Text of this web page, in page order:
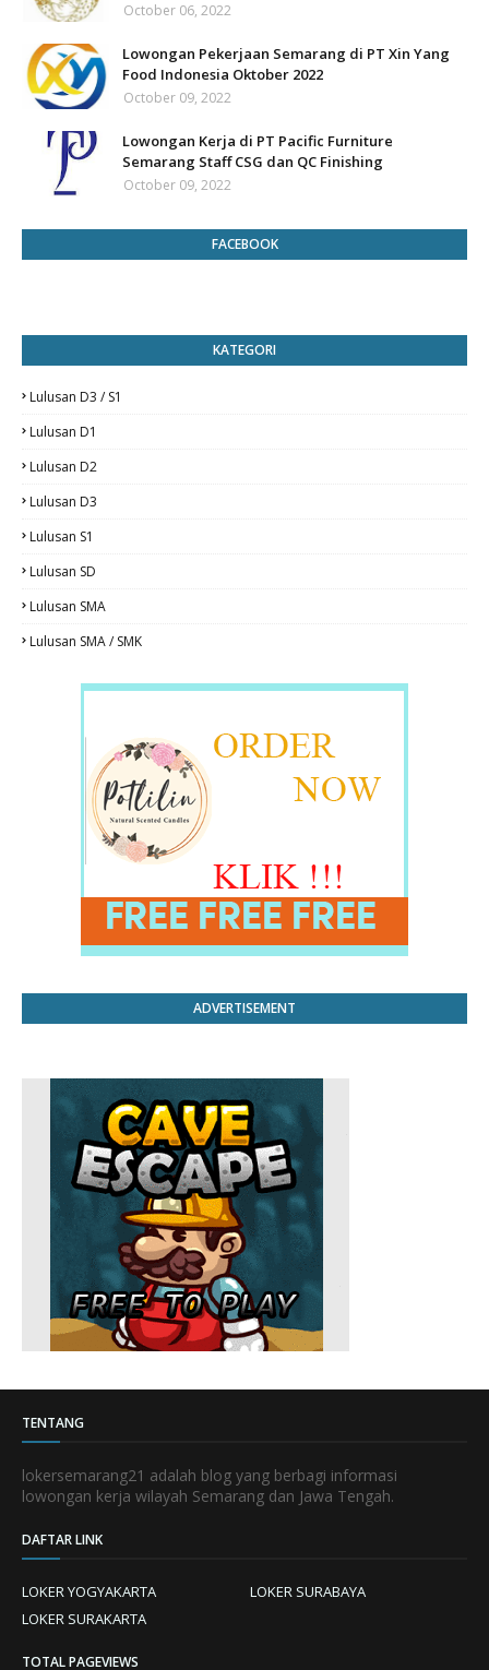
October 06, 2022
Lowongan Pekerjaan Semarang di PT Xin Yang
Food Indonesia Oktober 2022
October 09, 2022
Lowongan Kerja di PT Pacific Furniture
Semarang Staff CSG dan QC Finishing
October 09, 2022
FACEBOOK
KATEGORI
Lulusan D3 / S1
Lulusan D1
Lulusan D2
Lulusan D3
Lulusan S1
Lulusan SD
Lulusan SMA
Lulusan SMA / SMK
ADVERTISEMENT
TENTANG
lokersemarang21 adalah blog yang berbagi informasi
lowongan kerja wilayah Semarang dan Jawa Tengah.
DAFTAR LINK
LOKER YOGYAKARTA
LOKER SURABAYA
LOKER SURAKARTA
TOTAL PAGEVIEWS